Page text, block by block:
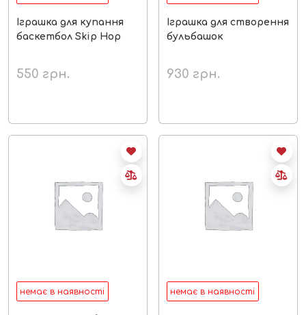
Іграшка для купання
баскетбол Skip Hop
550 грн.
Іграшка для створення
бульбашок
930 грн.
немає в наявності немає в наявності